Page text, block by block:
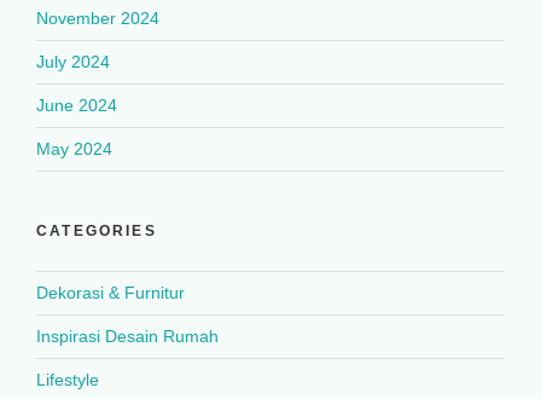
November 2024
July 2024
June 2024
May 2024
CATEGORIES
Dekorasi & Furnitur
Inspirasi Desain Rumah
Lifestyle